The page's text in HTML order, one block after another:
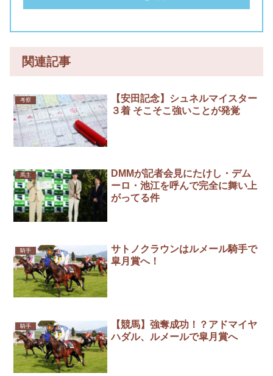
関連記事
考察
【安田記念】シュネルマイスター
３着 そこそこ強いことが発覚
馬主
DMMが記者会見にたけし・デム
ーロ・池江を呼んで完全に舞い上
がってる件
騎手
サトノクラウンはルメール騎手で
皐月賞へ！
騎手
【競馬】強奪成功！？アドマイヤ
ハダル、ルメールで皐月賞へ